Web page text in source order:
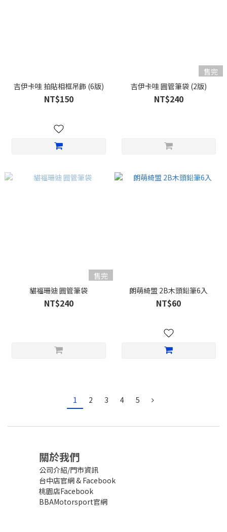
吉伊卡哇 拍貼相框吊飾 (6版)
NT$150
售完
吉伊卡哇 圓管筆袋 (2版)
NT$240
售完
貓福珊迪 圓管筆袋
NT$240
朗萌綺盟 2B木頭鉛筆6入
NT$60
1 2 3 4 5
關於我們
公司介紹/門市資訊
台中店官網& Facebook
桃園店Facebook
BBAMotorsport官網